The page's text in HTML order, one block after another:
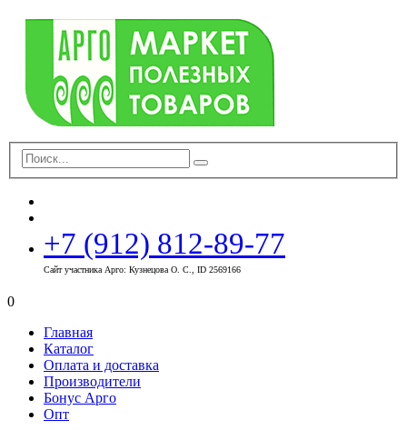
+7 (912) 812-89-77
Сайт участника Арго: Кузнецова О. С., ID 2569166
0
Главная
Каталог
Оплата и доставка
Производители
Бонус Арго
Опт